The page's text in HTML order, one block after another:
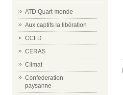
ATD Quart-monde
Aux captifs la libération
CCFD
CERAS
Climat
Confederation
paysanne